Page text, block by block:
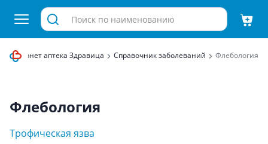
Интернет аптека Здравица Справочник заболеваний Флебология
Флебология
Трофическая язва